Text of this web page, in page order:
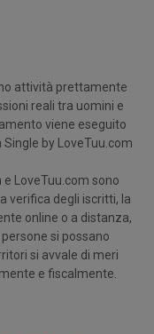
attività prettamente
reali tra uomini e
viene eseguito
by LoveTuu.com
e LoveTuu.com sono
verifica degli iscritti, la
online o a distanza,
si possano
si avvale di meri
e fiscalmente.